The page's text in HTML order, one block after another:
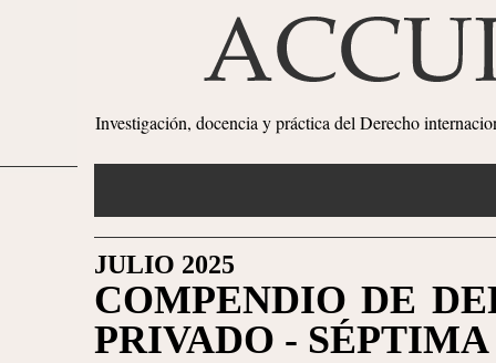
Investigación, docencia y práctica del Derecho
JULIO 2025
COMPENDIO DE
PRIVADO -